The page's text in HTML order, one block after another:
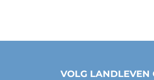
VOLG LANDLEVEN